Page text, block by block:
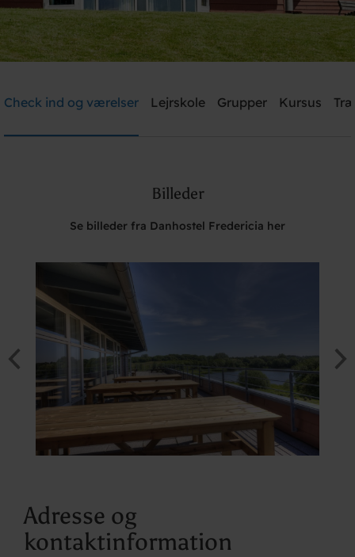
Brug for hjælp? Ring+45 7592 1287
Check ind og værelser Lejrskole Grupper Kursus
Billeder
Se billeder fra Danhostel Fredericia her
Adresse og
kontaktinformation